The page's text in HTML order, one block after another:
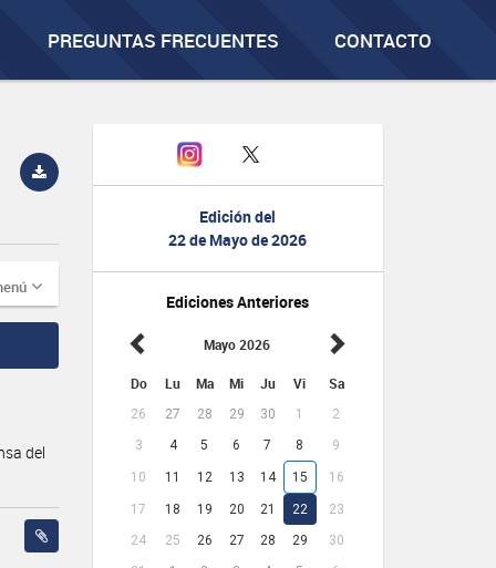
PREGUNTAS FRECUENTES CONTACTO
Edición del
22 de Mayo de 2026
Ediciones Anteriores
Mayo 2026
Do Lu Ma Mi Ju Vi Sa
26 27 28 29 30 1
2
3
4 5 6 7 8 9
10 11 12 13 14 15 16
17 18 19 20 21 22
23
24
25 26 27 28 29
30
del